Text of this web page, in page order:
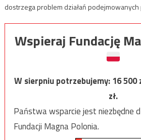
dostrzega problem działań
Wspieraj Fundację
W sierpniu potrzebujemy:16 500
zł.
Państwa wsparcie jest niezbędne
Fundacji Magna Polonia.